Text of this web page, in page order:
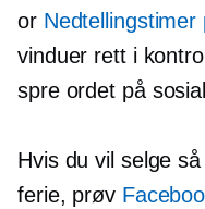
or Nedtellingstimer
vinduer rett i
spre ordet på
Hvis du vil selge
ferie, prøv